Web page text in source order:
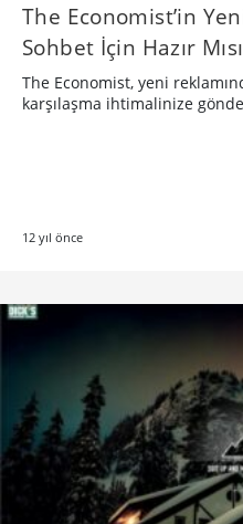
The Economist’in
Sohbet İçin Hazır
The Economist, yeni
karşılaşma ihtimalinize
12 yıl önce